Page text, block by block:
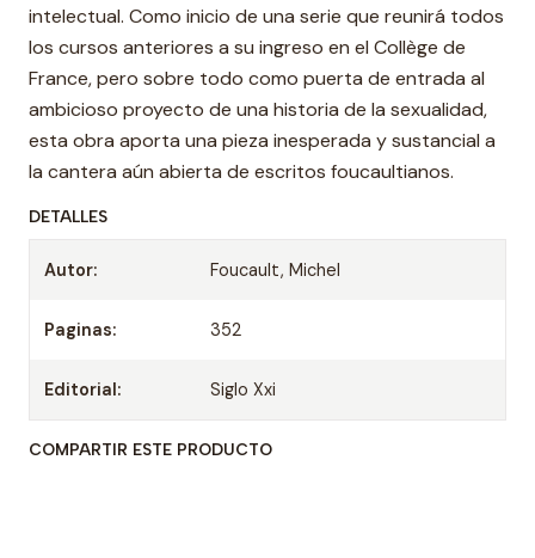
intelectual. Como inicio de una serie que reunirá todos
los cursos anteriores a su ingreso en el Collège de
France, pero sobre todo como puerta de entrada al
ambicioso proyecto de una historia de la sexualidad,
esta obra aporta una pieza inesperada y sustancial a
la cantera aún abierta de escritos foucaultianos.
DETALLES
Autor: Foucault, Michel
Paginas: 352
Editorial: Siglo Xxi
COMPARTIR ESTE PRODUCTO